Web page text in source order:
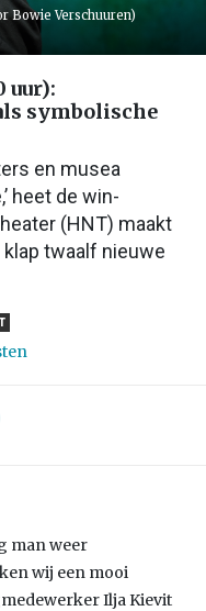
Bowie Verschuuren)
uur):
symbolische
en musea
heet de win-
(HNT) maakt
twaalf nieuwe
man weer
wij een mooi
Ilja Kievit